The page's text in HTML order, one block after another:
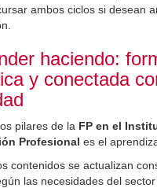
ambos ciclos si desean
haciendo:
y conectada
pilares de la FP en el
Profesional es el
contenidos se actualizan
las necesidades del sector